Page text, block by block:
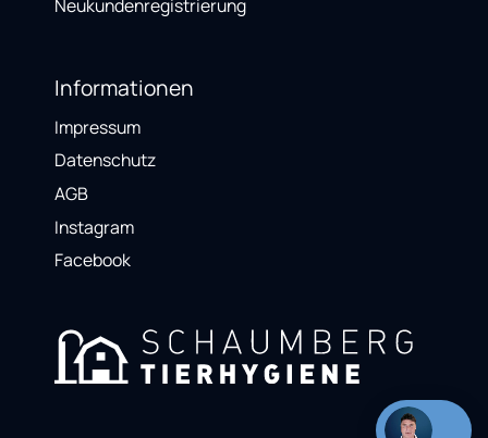
Neukundenregistrierung
Informationen
Impressum
Datenschutz
AGB
Instagram
Facebook